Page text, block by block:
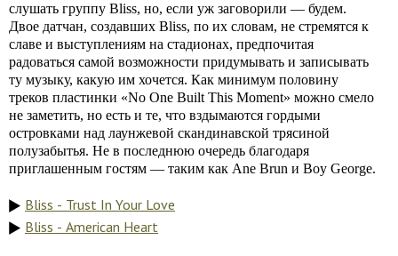
слушать группу Bliss, но, если уж заговорили — будем.
Двое датчан, создавших Bliss, по их словам, не стремятся к
славе и выступлениям на стадионах, предпочитая
радоваться самой возможности придумывать и записывать
ту музыку, какую им хочется. Как минимум половину
треков пластинки «No One Built This Moment» можно смело
не заметить, но есть и те, что вздымаются гордыми
островками над лаунжевой скандинавской трясиной
полузабытья. Не в последнюю очередь благодаря
приглашенным гостям — таким как Ane Brun и Boy George.
Bliss - Trust In Your Love
Bliss - American Heart